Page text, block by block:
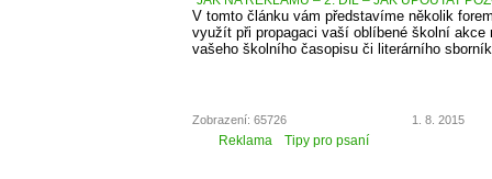
V tomto článku vám představíme několik
využít při propagaci vaší oblíbené školní akce
vašeho školního časopisu či literárního
Zobrazení: 65726 1. 8. 2015
Reklama Tipy pro psaní